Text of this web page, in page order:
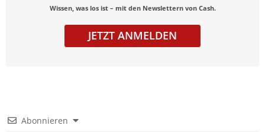
Wissen, was los ist – mit den Newslettern von Cash.
JETZT ANMELDEN
Abonnieren